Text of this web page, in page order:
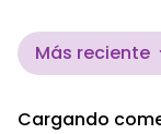
Más reciente
Cargando